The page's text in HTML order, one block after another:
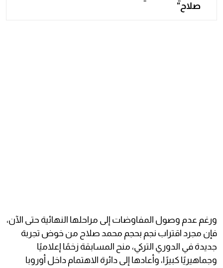
صلاح"
ورغم عدم وصول المفاوضات إلى مراحلها النهائية حتى الآن،
فإن مجرد اقتراب نجم بحجم محمد صلاح من خوض تجربة
جديدة في الدوري التركي، منح المسابقة زخمًا إعلاميًا
وجماهيريًا كبيرًا، وأعادها إلى دائرة الاهتمام داخل أوروبا